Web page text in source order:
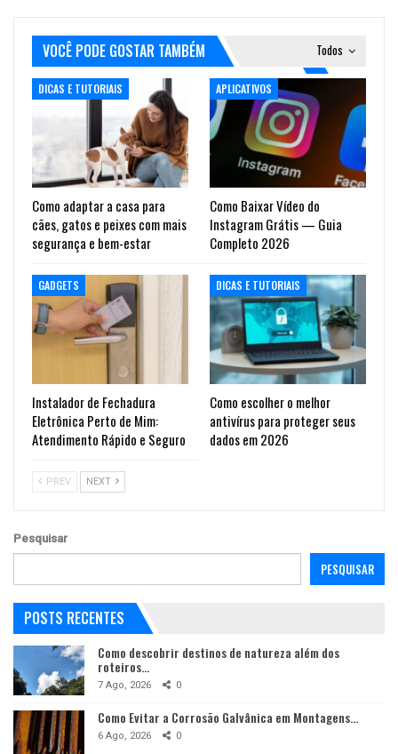
Todos
VOCÊ PODE GOSTAR TAMBÉM
DICAS E TUTORIAIS
Como adaptar a casa para
cães, gatos e peixes com mais
segurança e bem-estar
APLICATIVOS
Como Baixar Vídeo do
Instagram Grátis — Guia
Completo 2026
GADGETS
Instalador de Fechadura
Eletrônica Perto de Mim:
Atendimento Rápido e Seguro
DICAS E TUTORIAIS
Como escolher o melhor
antivírus para proteger seus
dados em 2026
PREV NEXT
Pesquisar
PESQUISAR
POSTS RECENTES
Como descobrir destinos de natureza além dos
roteiros…
7 Ago, 2026 0
Como Evitar a Corrosão Galvânica em Montagens…
6 Ago, 2026 0